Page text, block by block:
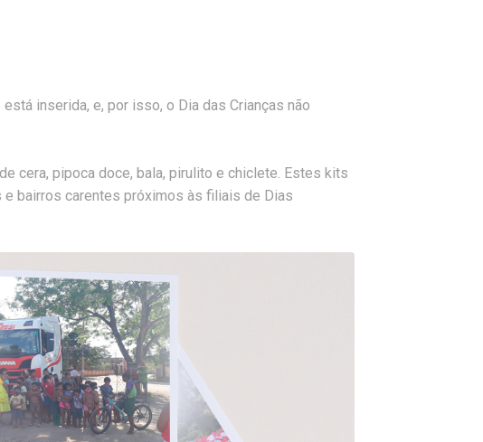
inserida, e, por isso, o Dia das Crianças não
cera, pipoca doce, bala, pirulito e chiclete. Estes kits
bairros carentes próximos às filiais de Dias